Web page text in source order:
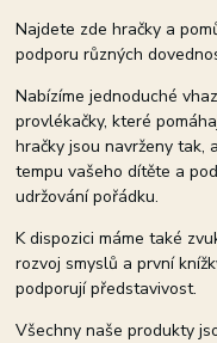
Najdete zde hračky a
podporu různých
Nabízíme jednoduché
provlékačky, které
hračky jsou navrženy tak,
tempu vašeho dítěte a
udržování pořádku.
K dispozici máme také
rozvoj smyslů a první
podporují představivost.
Všechny naše produkty